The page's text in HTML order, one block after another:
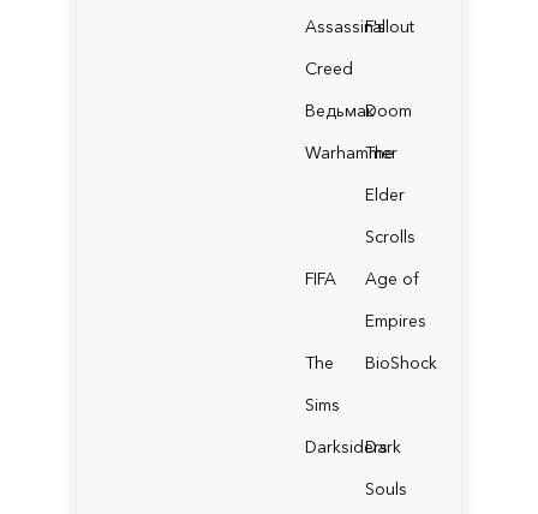
Assassin's
Creed
Fallout
ВедьмакDoom
Warhammer
The
Elder
Scrolls
FIFA
Age of
Empires
The
Sims
BioShock
Darksiders
Dark
Souls